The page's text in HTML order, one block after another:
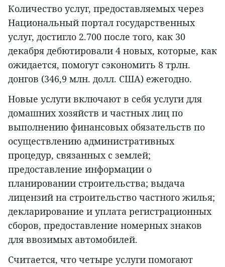
Количество услуг, предоставляемых через
Национальный портал государственных
услуг, достигло 2.700 после того, как 30
декабря дебютировали 4 новых, которые, как
ожидается, помогут сэкономить 8 трлн.
донгов (346,9 млн. долл. США) ежегодно.
Новые услуги включают в себя услуги для
домашних хозяйств и частных лиц по
выполнению финансовых обязательств по
осуществлению административных
процедур, связанных с землей;
предоставление информации о
планировании строительства; выдача
лицензий на строительство частного жилья;
декларирование и уплата регистрационных
сборов, предоставление номерных знаков
для ввозимых автомобилей.
Считается, что четыре услуги помогают